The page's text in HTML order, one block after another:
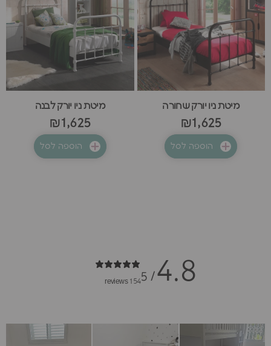
מיטת ניו יורק שחורה
₪1,625
הוספה לסל
מיטת ניו יורק לבנה
₪1,625
הוספה לסל
4.8
/ 5
154 reviews